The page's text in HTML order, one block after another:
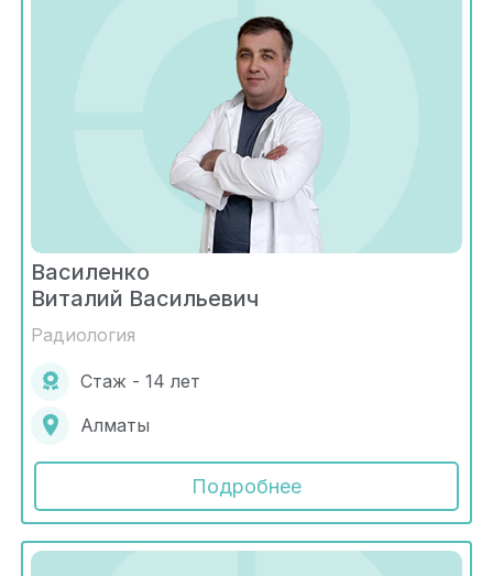
Василенко
Виталий Васильевич
Радиология
Стаж - 14 лет
Алматы
Подробнее